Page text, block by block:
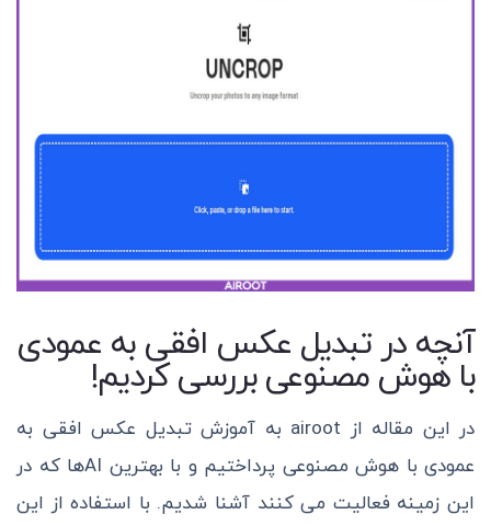
آنچه در تبدیل عکس افقی به عمودی
با هوش مصنوعی بررسی کردیم!
در این مقاله از airoot به آموزش تبدیل عکس افقی به
عمودی با هوش مصنوعی پرداختیم و با بهترین AIها که در
این زمینه فعالیت می کنند آشنا شدیم. با استفاده از این